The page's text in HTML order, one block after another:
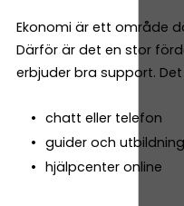
Ekonomi är ett område
Därför är det en stor
erbjuder bra support.
chatt eller telefon
guider och
hjälpcenter online